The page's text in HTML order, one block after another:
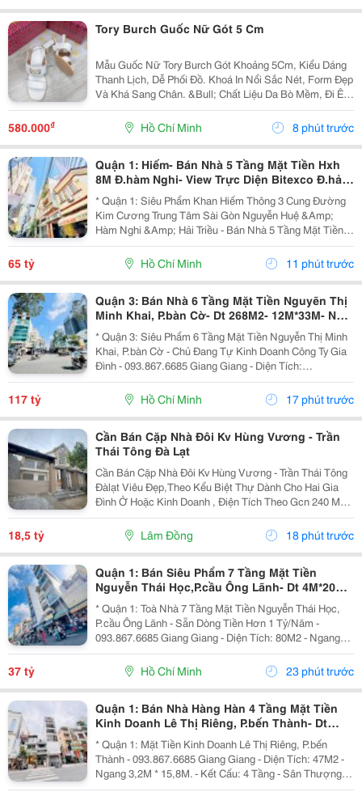
Tory Burch Guốc Nữ Gót 5 Cm
Mẫu Guốc Nữ Tory Burch Gót Khoảng 5Cm, Kiểu Dáng
Thanh Lịch, Dễ Phối Đồ. Khoá In Nổi Sắc Nét, Form Đẹp
Và Khá Sang Chân. &Bull; Chất Liệu Da Bò Mềm, Đi Êm
Chân &Bull; Lót Da Mềm, Tạo Cảm Giác Thoải Mái Khi
Mang Lâu &Bull; Chi Tiết Khoá In Nổi Sắc...
580.000₫ Hồ Chí Minh 8 phút trước
Quận 1: Hiếm- Bán Nhà 5 Tầng Mặt Tiền Hxh
8M Đ.hàm Nghi- View Trực Diện Bitexco Đ.hải
Triều - 30M Đến Phố Hoa Nguyễn Huệ- Dt
4,5M*19M- Sẵn Hdt
* Quận 1: Siêu Phẩm Khan Hiếm Thông 3 Cung Đường
Kim Cương Trung Tâm Sài Gòn Nguyễn Huệ &Amp;
Hàm Nghi &Amp; Hải Triều - Bán Nhà 5 Tầng Mặt Tiền
Hẻm Xe Hơi Ngủ Trong Nhà Đ.hàm Nghi, P.sài Gòn -
093.867.6685 Giang Giang - Diện Tích: 70M2 - Ngang...
65 tỷ Hồ Chí Minh 11 phút trước
Quận 3: Bán Nhà 6 Tầng Mặt Tiền Nguyẽn Thị
Minh Khai, P.bàn Cờ- Dt 268M2- 12M*33M- Nhà
Thiết Kế Sân Siêu Rộng Để Xe- Khai Thác Giá
Trị Đa
* Quận 3: Siêu Phẩm 6 Tầng Mặt Tiền Nguyễn Thị Minh
Khai, P.bàn Cờ - Chủ Đang Tự Kinh Doanh Công Ty Gia
Đình - 093.867.6685 Giang Giang - Diện Tích:
140M2/268M2 - Ngang 4M Nở Hậu 12M * 33M. - Kết
Cấu: 6 Tầng - Sân Thượng - Thang Máy - Sẵn 1 Phòng...
117 tỷ Hồ Chí Minh 17 phút trước
Cần Bán Cặp Nhà Đôi Kv Hùng Vương - Trần
Thái Tông Đà Lạt
Cần Bán Cặp Nhà Đôi Kv Hùng Vương - Trần Thái Tông
Đàlạt Viêu Đẹp,Theo Kểu Biệt Thự Dành Cho Hai Gia
Đình Ở Hoặc Kinh Doanh , Điện Tích Theo Gcn 240 M2
Xd Hiện Trạng 270 M2 Nhà 8P Ngủ Hai Căn Đều Có Bếp
Pk Riêng Gara Và Sân Đậu 4Xe Ôtô Giá 18T500...
18,5 tỷ Lâm Đồng 18 phút trước
Quận 1: Bán Siêu Phẩm 7 Tầng Mặt Tiền
Nguyễn Thái Học,P.cầu Ông Lãnh- Dt 4M*20M
Sh Vuông Đẹp- Dòng Tiền Đều Hơn 1 Tỷ/Năm-
Chính
* Quận 1: Toà Nhà 7 Tầng Mặt Tiền Nguyễn Thái Học,
P.cầu Ông Lãnh - Sẵn Dòng Tiền Hơn 1 Tỷ/Năm -
093.867.6685 Giang Giang - Diện Tích: 80M2 - Ngang
4M * 20M. - Kết Cấu: 7 Tầng - Thang Máy - 12 Phòng Mỗi
Tầng 2 Phòng Lớn. - Dòng Tiền Khai Thác Full...
37 tỷ Hồ Chí Minh 23 phút trước
Quận 1: Bán Nhà Hàng Hàn 4 Tầng Mặt Tiền
Kinh Doanh Lê Thị Riêng, P.bến Thành- Dt
47M2- Chính Chủ Giang Giang
* Quận 1: Mặt Tiền Kinh Doanh Lê Thị Riêng, P.bến
Thành - 093.867.6685 Giang Giang - Diện Tích: 47M2 -
Ngang 3,2M * 15,8M. - Kết Cấu: 4 Tầng - Sân Thượng. -
Sẵn Dòng Tiền Đều Hiện Đang Cho Nhà Hàn Hàn Quốc